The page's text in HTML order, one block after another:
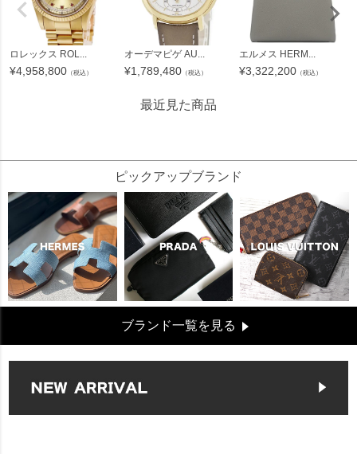
ロレックス ROL...
¥4,958,800 （税込）
オーデマピゲ AU...
¥1,789,480 （税込）
エルメス HERM...
¥3,322,200 （税込）
最近見た商品
ピックアップブランド
ブランド一覧を見る